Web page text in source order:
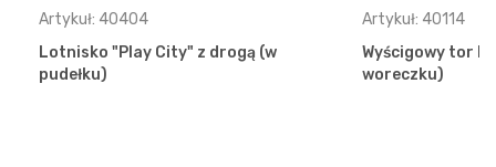
Artykuł: 40404
Lotnisko "Play City" z drogą (w
pudełku)
Artykuł: 40114
Wyścigowy tor
woreczku)